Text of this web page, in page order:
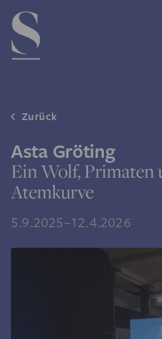
Navigation menu
Zurück
Asta Gröting
Ein Wolf, Primaten
Atemkurve
5.9.2025–12.4.2026